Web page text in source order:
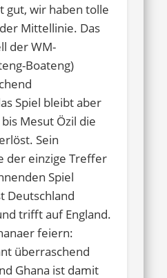
gut, wir haben tolle
Mittellinie. Das
der WM-
Boateng)
Spiel bleibt aber
Mesut Özil die
Sein
der einzige Treffer
Spiel
Deutschland
trifft auf England.
feiern:
überraschend
Ghana ist damit